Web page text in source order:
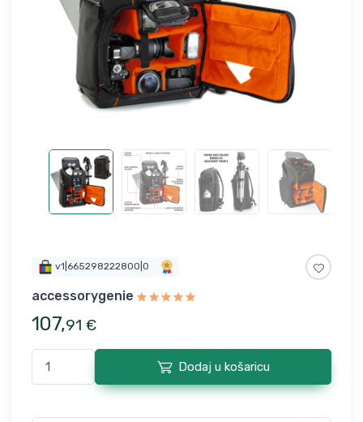
v1|665298222800|0
accessorygenie
107,91 €
Dodaj u košaricu